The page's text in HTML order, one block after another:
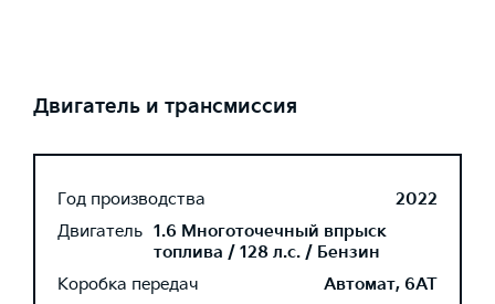
Двигатель и трансмиссия
Год производства
2022
Двигатель 1.6 Многоточечный впрыск
топлива / 128 л.с. / Бензин
Коробка передач
Автомат, 6AT